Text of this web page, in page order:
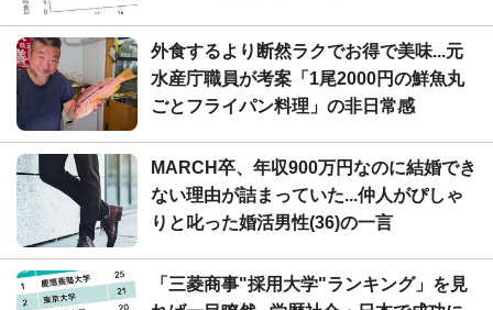
外食するより断然ラクでお得で美味...元
水産庁職員が考案「1尾2000円の鮮魚丸
ごとフライパン料理」の非日常感
MARCH卒、年収900万円なのに結婚でき
ない理由が詰まっていた...仲人がぴしゃ
りと叱った婚活男性(36)の一言
「三菱商事"採用大学"ランキング」を見